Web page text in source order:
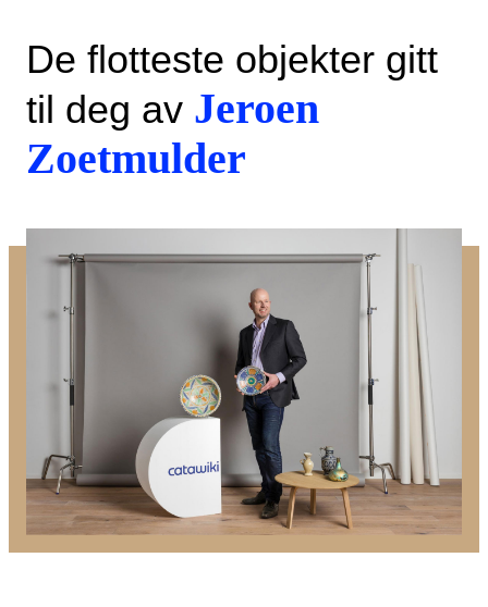
De flotteste objekter gitt
til deg av Jeroen
Zoetmulder